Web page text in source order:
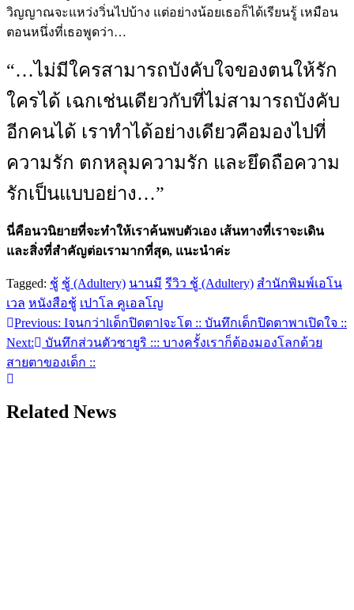
วิญญาณจะแหว่งวิ่นไปบ้าง แต่อย่างน้อยเธอก็ได้เรียนรู้ เหมือน
ตอนหนึ่งที่เธอพูดว่า…
“…ไม่มีใครสามารถบังคับใจของตนให้รัก
ใครได้ เฉกเช่นเดียวกับที่ไม่สามารถบังคับ
อีกคนได้ เราทำได้อย่างเดียวคือมองไปที่
ความรัก ตกหลุมความรัก และยึดถือความ
รักเป็นแบบอย่าง…”
นี่คือนวนิยายที่จะทำให้เราค้นพบตัวเอง เส้นทางที่เราจะเดิน
และสิ่งที่สำคัญต่อเรามากที่สุด, แนะนำค่ะ
Tagged: ชู้ ชู้ (Adultery) นานมี รีวิว ชู้ (Adultery) สำนักพิมพ์เอโน
เวล หนังสือชู้ เปาโล คูเอลโญ
แนะแนว
เรื่อง
Previous: Iจนกว่าlเด็กปิดตาlจะโต :: บันทึกเด็กปิดตาพาเปิดใจ ::
Next:
บันทึกส่วนตัวซายูริ ::: บางครั้งเราก็ต้องมองโลกด้วย
สายตาของเด็ก ::
Related News